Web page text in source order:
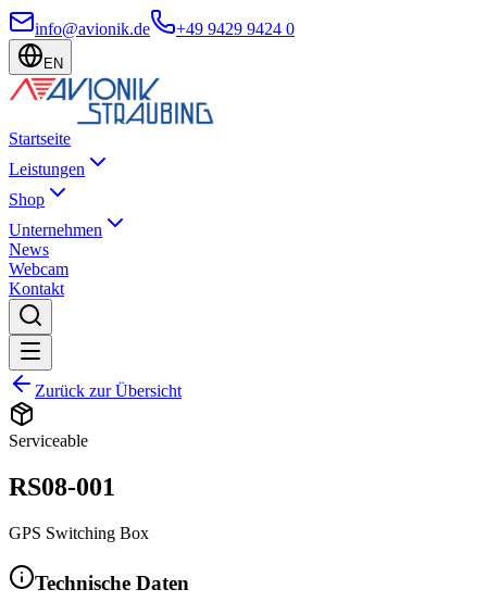
info@avionik.de +49 9429 9424 0
EN
Startseite
Leistungen
Shop
Unternehmen
News
Webcam
Kontakt
Zurück zur Übersicht
Serviceable
RS08-001
GPS Switching Box
Technische Daten